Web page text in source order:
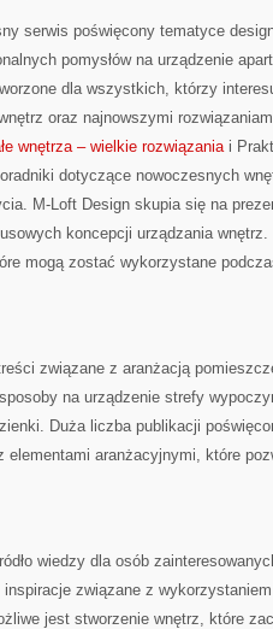
serwis poświęcony tematyce
pomysłów na urządzenie
dla wszystkich, którzy
oraz najnowszymi
wnętrza – wielkie rozwiązaniai
dotyczące nowoczesnych
M-Loft Design skupia się na
koncepcji urządzania
mogą zostać wykorzystane
związane z aranżacją
na urządzenie strefy
Duża liczba publikacji
elementami aranżacyjnymi, które
wiedzy dla osób
związane z
jest stworzenie wnętrz, które